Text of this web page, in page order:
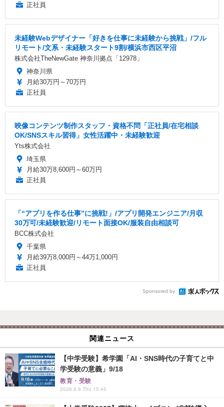
正社員
未経験Webデザイナー「好きを仕事に未経験から挑戦」/フル
リモート/文系・未経験スタート9割/横浜市西区平沼
株式会社TheNewGate 神奈川拠点「12978」
神奈川県
月給30万円～70万円
正社員
映像コンテンツ制作スタッフ・資格不問「正社員/在宅相談
OK/SNSスキル習得」女性活躍中・未経験歓迎
Yts株式会社
埼玉県
月給30万8,600円～60万円
正社員
「“アプリを作る仕事”に挑戦!」/アプリ開発エンジニア/月収
30万可/未経験歓迎/リモート面接OK/服装自由相談可
BCC株式会社
千葉県
月給39万8,000円～44万1,000円
正社員
Sponsored by
関連ニュース
【中学受験】希学園「AI・SNS時代の子育てと中
学受験の意義」9/18
教育・受験
2026.8.6 Thu 15:45